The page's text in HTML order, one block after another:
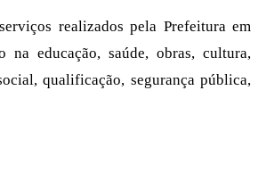
realizados pela Prefeitura em
na educação, saúde, obras, cultura,
qualificação, segurança pública,